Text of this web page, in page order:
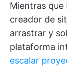
Mientras que
creador de
arrastrar y
plataforma
escalar